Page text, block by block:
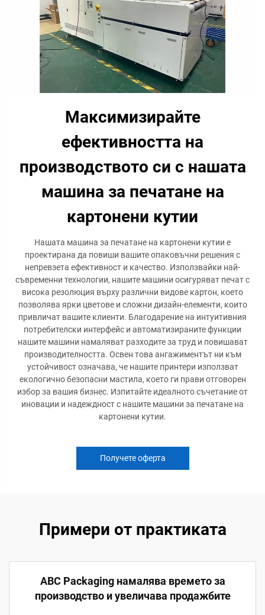
Максимизирайте
ефективността на
производството си с нашата
машина за печатане на
картонени кутии
Нашата машина за печатане на картонени кутии е
проектирана да повиши вашите опаковъчни решения с
непревзета ефективност и качество. Използвайки най-
съвременни технологии, нашите машини осигуряват печат с
висока резолюция върху различни видове картон, което
позволява ярки цветове и сложни дизайн-елементи, които
привличат вашите клиенти. Благодарение на интуитивния
потребителски интерфейс и автоматизираните функции
нашите машини намаляват разходите за труд и повишават
производителността. Освен това ангажиментът ни към
устойчивост означава, че нашите принтери използват
екологично безопасни мастила, което ги прави отговорен
избор за вашия бизнес. Изпитайте идеалното съчетание от
иновации и надеждност с нашите машини за печатане на
картонени кутии.
Получете оферта
Примери от практиката
ABC Packaging намалява времето за
производство и увеличава продажбите